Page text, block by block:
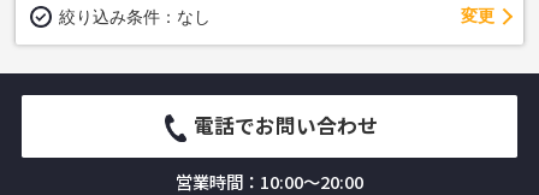
絞り込み条件： なし 変更
電話でお問い合わせ
営業時間：10:00～20:00